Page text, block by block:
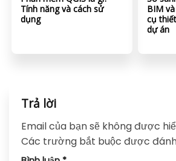
Tính năng và cách sử
dụng
BIM
cụ
dự án
Trả lời
Email của bạn sẽ không được
Các trường bắt buộc được